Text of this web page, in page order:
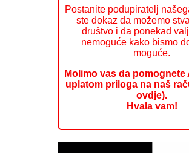
Postanite podupiratelj
ste dokaz da možemo
društvo i da ponekad
nemoguće kako bismo
moguće.
Molimo vas da pomognete
uplatom priloga na naš
ovdje).
Hvala vam!